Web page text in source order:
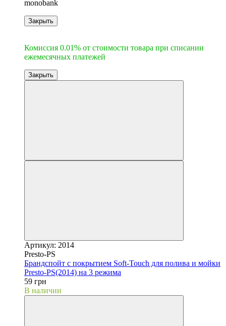
monobank
Закрыть
Комиссия 0.01% от стоимости товара при списании
ежемесячных платежей
Закрыть
Артикул: 2014
Presto-PS
Брандспойт с покрытием Soft-Touch для полива и мойки
Presto-PS(2014) на 3 режима
59 грн
В наличии